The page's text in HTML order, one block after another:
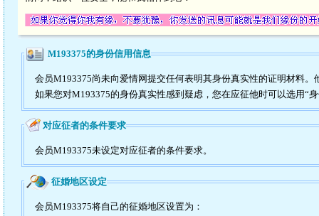
M193375的身份信用信息
会员M193375尚未向爱情网提交任何表明其身份真实性的证明材料。
如果您对M193375的身份真实性感到疑虑，您在应征他时可以选用“
对应征者的条件要求
会员M193375未设定对应征者的条件要求。
征婚地区设定
会员M193375将自己的征婚地区设置为：